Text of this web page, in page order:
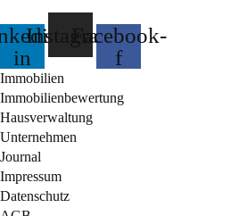
in
InstagramFacebook-
f
Immobilien
Immobilienbewertung
Hausverwaltung
Unternehmen
Journal
Impressum
Datenschutz